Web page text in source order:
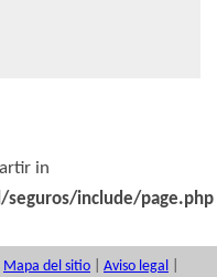
in
include/page.php
Mapa del sitio Aviso legal